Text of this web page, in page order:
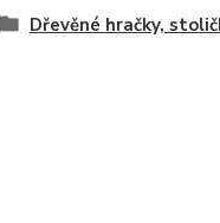
Dřevěné hračky,